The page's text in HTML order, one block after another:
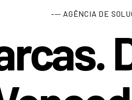
--- AGÊNCIA DE